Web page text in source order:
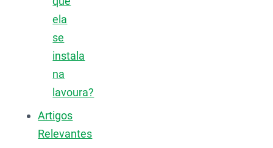
ela
se
instala
na
lavoura?
Artigos
Relevantes